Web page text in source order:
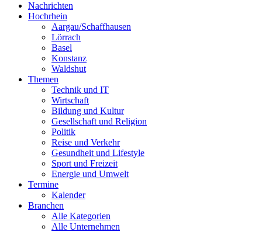
Nachrichten
Hochrhein
Aargau/Schaffhausen
Lörrach
Basel
Konstanz
Waldshut
Themen
Technik und IT
Wirtschaft
Bildung und Kultur
Gesellschaft und Religion
Politik
Reise und Verkehr
Gesundheit und Lifestyle
Sport und Freizeit
Energie und Umwelt
Termine
Kalender
Branchen
Alle Kategorien
Alle Unternehmen